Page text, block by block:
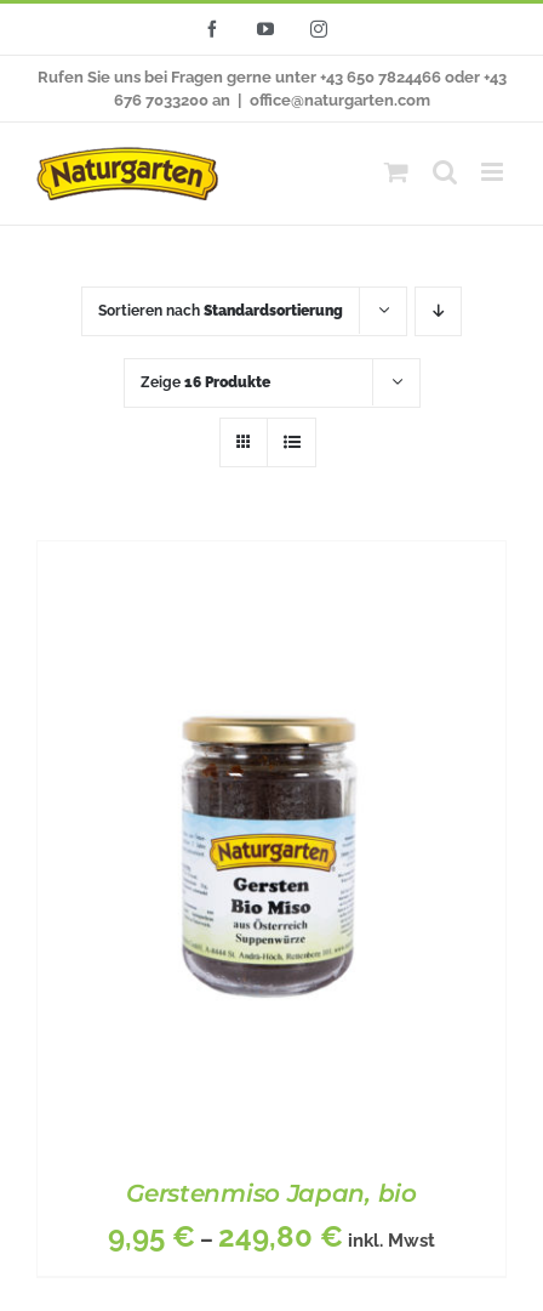
FacebookYouTubeInstagram
Rufen Sie uns bei Fragen gerne unter +43 650 7824466 oder +43
676 7033200 an
office@naturgarten.com
Sortieren nach Standardsortierung
Zeige 16 Produkte
Gerstenmiso Japan, bio
9,95 € – 249,80 € inkl. Mwst